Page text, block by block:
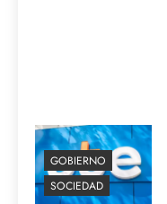
GOBIERNO
SOCIEDAD